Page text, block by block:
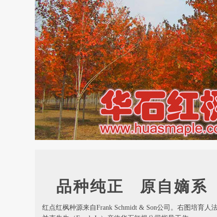
品种纯正 原自嫡系
红点红枫种源来自Frank Schmidt & Son公司。右图培育人